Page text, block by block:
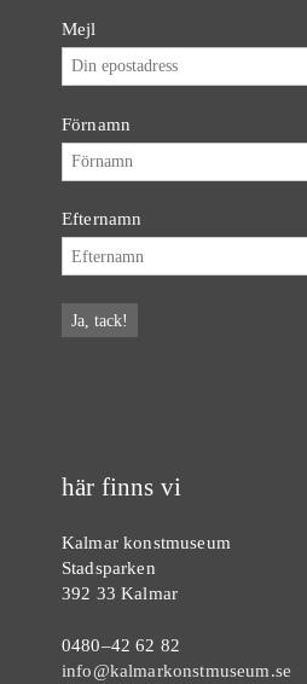
Mejl
Förnamn
Efternamn
här finns vi
Kalmar konstmuseum
Stadsparken
392 33 Kalmar
0480–42 62 82
info@kalmarkonstmuseum.se